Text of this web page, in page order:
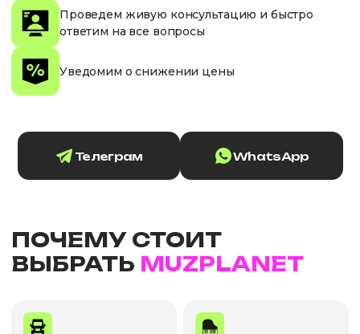
Проведем живую консультацию и быстро
ответим на все вопросы
Уведомим о снижении цены
Телеграм WhatsApp
ПОЧЕМУ СТОИТ
ВЫБРАТЬ MUZPLANET